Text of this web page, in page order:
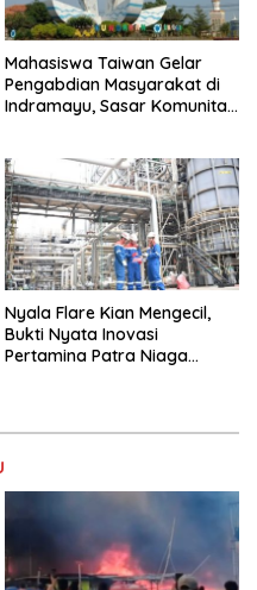
Mahasiswa Taiwan Gelar
Pengabdian Masyarakat di
Indramayu, Sasar Komunitas
Nyala Flare Kian Mengecil,
Bukti Nyata Inovasi
Pertamina Patra Niaga